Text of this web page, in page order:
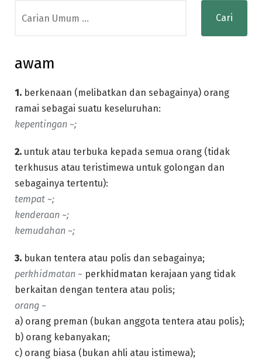
for:
awam
1. berkenaan (melibatkan dan sebagainya) orang
ramai sebagai suatu keseluruhan:
kepentingan ~;
2. untuk atau terbuka kepada semua orang (tidak
terkhusus atau teristimewa untuk golongan dan
sebagainya tertentu):
tempat ~;
kenderaan ~;
kemudahan ~;
3. bukan tentera atau polis dan sebagainya;
perkhidmatan ~ perkhidmatan kerajaan yang tidak
berkaitan dengan tentera atau polis;
orang ~
a) orang preman (bukan anggota tentera atau polis);
b) orang kebanyakan;
c) orang biasa (bukan ahli atau istimewa);